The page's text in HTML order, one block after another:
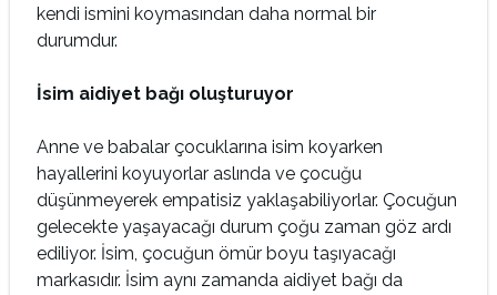
kendi ismini koymasından daha normal bir
durumdur.
İsim aidiyet bağı oluşturuyor
Anne ve babalar çocuklarına isim koyarken
hayallerini koyuyorlar aslında ve çocuğu
düşünmeyerek empatisiz yaklaşabiliyorlar. Çocuğun
gelecekte yaşayacağı durum çoğu zaman göz ardı
ediliyor. İsim, çocuğun ömür boyu taşıyacağı
markasıdır. İsim aynı zamanda aidiyet bağı da